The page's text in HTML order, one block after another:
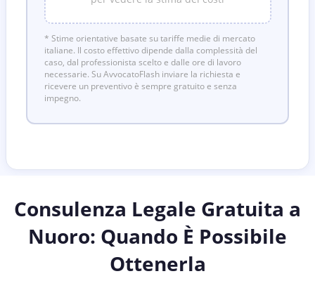
* Stime orientative basate su tariffe medie di mercato
italiane. Il costo effettivo dipende dalla complessità del
caso, dal professionista scelto e dalle ore di lavoro
necessarie. Su AvvocatoFlash inviare la richiesta e
ricevere un preventivo è sempre gratuito e senza
impegno.
Consulenza Legale Gratuita a
Nuoro: Quando È Possibile
Ottenerla